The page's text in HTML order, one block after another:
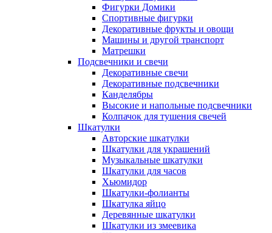
Фигурки Домики
Спортивные фигурки
Декоративные фрукты и овощи
Машины и другой транспорт
Матрешки
Подсвечники и свечи
Декоративные свечи
Декоративные подсвечники
Канделябры
Высокие и напольные подсвечники
Колпачок для тушения свечей
Шкатулки
Авторские шкатулки
Шкатулки для украшений
Музыкальные шкатулки
Шкатулки для часов
Хьюмидор
Шкатулки-фолианты
Шкатулка яйцо
Деревянные шкатулки
Шкатулки из змеевика